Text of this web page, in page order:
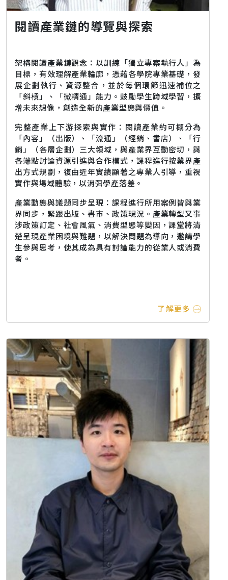
閱讀產業鏈的導覽與探索
架構閱讀產業鏈觀念：以訓練「獨立專案執行人」為
目標，有效理解產業輪廓，憑藉各學院專業基礎，發
展企劃執行、資源整合，並於每個環節迅速補位之
「斜槓」、「微精通」能力。鼓勵學生跨域學習，擴
增未來想像，創造全新的產業型態與價值。
完整產業上下游探索與實作：閱讀產業約可概分為
「內容」（出版）、「流通」（經銷、書店）、「行
銷」（各層企劃）三大領域，與產業界互動密切，與
各端點討論資源引進與合作模式，課程進行按業界產
出方式規劃，復由近年實績顯著之專業人引導，重視
實作與場域體驗，以消弭學產落差。
產業動態與議題同步呈現：課程進行所用案例皆與業
界同步，緊跟出版、書市、政策現況。產業轉型又事
涉政策訂定、社會風氣、消費型態等變因，課堂將清
楚呈現產業困境與難題，以解決問題為導向，邀請學
生參與思考，使其成為具有討論能力的從業人或消費
者。
了解更多